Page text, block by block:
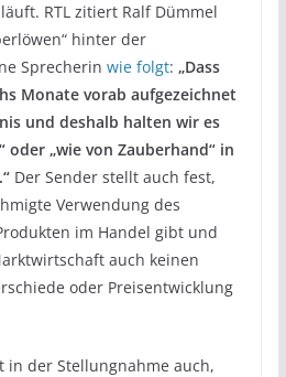
RTL zitiert Ralf Dümmel
hinter der
Sprecherin wie folgt: „Dass
Monate vorab aufgezeichnet
und deshalb halten wir es
oder „wie von Zauberhand“ in
Der Sender stellt auch fest,
Verwendung des
im Handel gibt und
auch keinen
oder Preisentwicklung
in der Stellungnahme auch,